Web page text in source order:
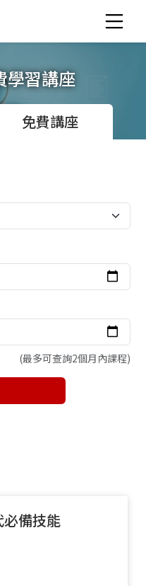
學習講座
免費講座
(最多可查詢2個月內課程)
備技能